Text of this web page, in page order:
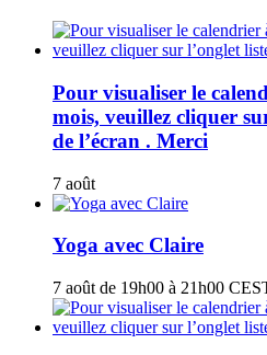
Pour visualiser le
mois, veuillez cliquer
de l’écran . Merci
7 août
Yoga avec Claire
7 août de 19h00 à 21h00